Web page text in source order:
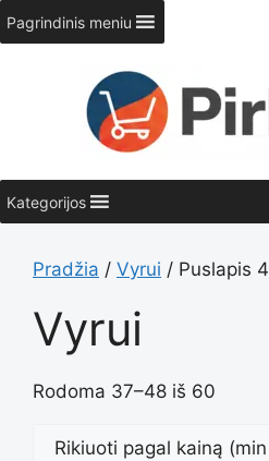
Pereiti
prie
turinio
Pagrindinis meniu
Kategorijos
Pradžia / Vyrui / Puslapis 4
Vyrui
Rodoma 37–48 iš 60